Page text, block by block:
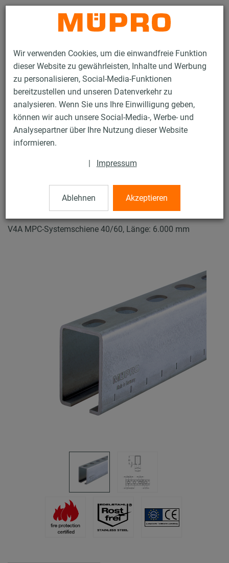
Wir verwenden Cookies, um die einwandfreie Funktion
dieser Website zu gewährleisten, Inhalte und Werbung
zu personalisieren, Social-Media-Funktionen
bereitzustellen und unseren Datenverkehr zu
analysieren. Wenn Sie uns Ihre Einwilligung geben,
können wir auch unsere Social-Media-, Werbe- und
Analysepartner über Ihre Nutzung dieser Website
informieren.
| Impressum
Ablehnen Akzeptieren
Kontakt
Produkte Befestigungstechnik
Lüftungsbefestigung
Installationsschienen für die Lüftungsbefestigung
MPC-Systemschienen (leichter bis mittlerer Lastbereich)
MPC-Systemschienen
MPC-Systemschienen
V4A MPC-Systemschiene 40/60, Länge: 6.000 mm